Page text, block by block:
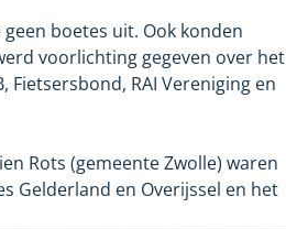
boetes uit. Ook konden
voorlichting gegeven over het
RAI Vereniging en
Rots (gemeente Zwolle) waren
Gelderland en Overijssel en het